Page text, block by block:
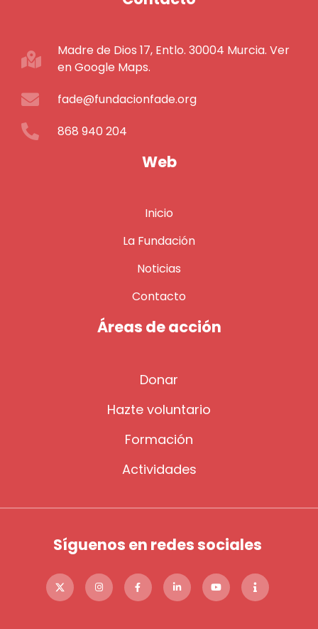
Madre de Dios 17, Entlo. 30004 Murcia. Ver
en Google Maps.
fade@fundacionfade.org
868 940 204
Web
Inicio
La Fundación
Noticias
Contacto
Áreas de acción
Donar
Hazte voluntario
Formación
Actividades
Síguenos en redes sociales